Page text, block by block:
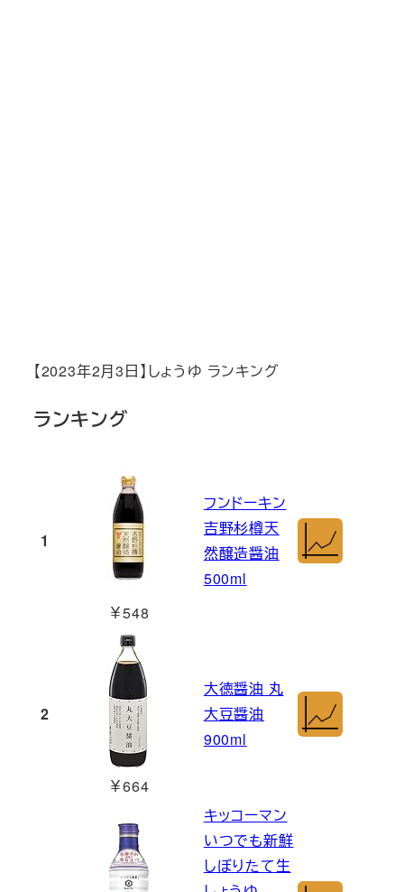
【2023年2月3日】しょうゆ ランキング
ランキング
1
￥548
フンドーキン
吉野杉樽天
然醸造醤油
500ml
2
￥664
大徳醤油 丸
大豆醤油
900ml
キッコーマン
いつでも新鮮
しぼりたて生